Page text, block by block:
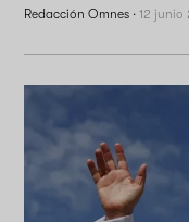
Redacción Omnes ·12 junio